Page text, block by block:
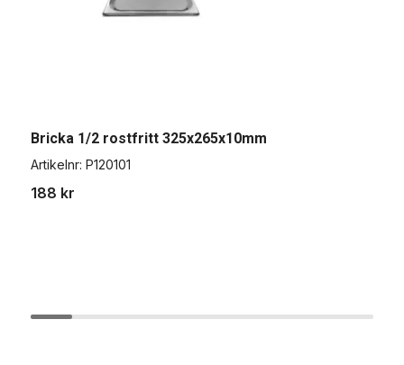
Bricka 1/2 rostfritt 325x265x10mm
Artikelnr: P120101
188 kr